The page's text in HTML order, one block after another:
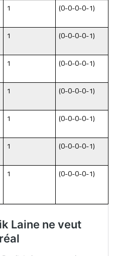
1 (0-0-0-0-1)
1 (0-0-0-0-1)
1 (0-0-0-0-1)
1 (0-0-0-0-1)
1 (0-0-0-0-1)
1 (0-0-0-0-1)
1 (0-0-0-0-1)